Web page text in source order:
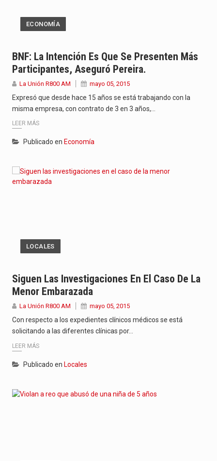
ECONOMÍA
BNF: La Intención Es Que Se Presenten Más
Participantes, Aseguró Pereira.
La Unión R800 AM mayo 05, 2015
Expresó que desde hace 15 años se está trabajando con la
misma empresa, con contrato de 3 en 3 años,…
LEER MÁS
Publicado en Economía
LOCALES
Siguen Las Investigaciones En El Caso De La
Menor Embarazada
La Unión R800 AM mayo 05, 2015
Con respecto a los expedientes clínicos médicos se está
solicitando a las diferentes clínicas por…
LEER MÁS
Publicado en Locales